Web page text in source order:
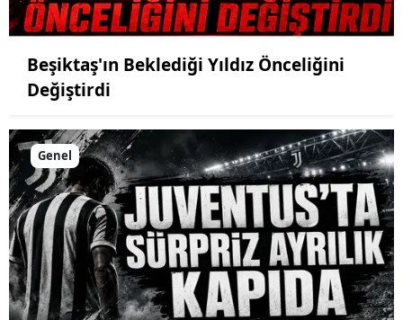
Beşiktaş'ın Beklediği Yıldız Önceliğini
Değiştirdi
Genel